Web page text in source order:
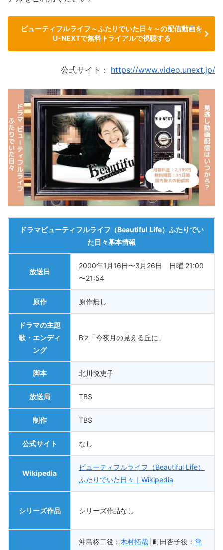
ビューティフルライフ～ふたりでいた日々～の配信動画を
U-NEXTで無料トライアルで視聴する
公式サイト： https://www.video.unext.jp/
ドラマビューティフルライフ（Beautiful Life）ふたりでい
た日々基本情報
放送日
2000年1月16日〜3月26日 日曜 21:00
〜21:54
原作 原作無し
ドラマの主題
歌・エンディ
ング
B’z「今夜月の見える丘に」
脚本 北川悦吏子
放送局 TBS
制作 TBS
公式サイト なし
Wikipedia
ビューティフルライフ（Beautiful Life）
ふたりでいた日々｜Wikipedia
シリーズ作品 シリーズ作品なし
沖島柊二役： 木村拓哉 │町田杏子役： 常